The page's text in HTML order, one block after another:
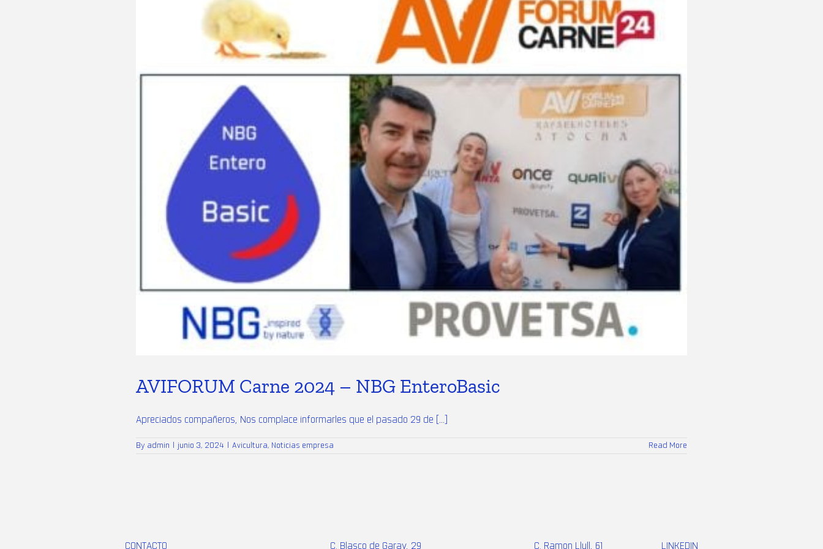
AVIFORUM Carne 2024 – NBG EnteroBasic
Apreciados compañeros, Nos complace informarles que el pasado 29 de [...]
By admin junio 3, 2024 Avicultura, Noticias empresa Read More
CONTACTO C. Blasco de Garay, 29 C. Ramon Llull, 61 LINKEDIN